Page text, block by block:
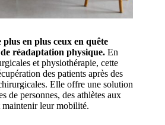
en plus ceux en quête
réadaptation physique. En
et physiothérapie, cette
des patients après des
Elle offre une solution
de personnes, des athlètes aux
maintenir leur mobilité.